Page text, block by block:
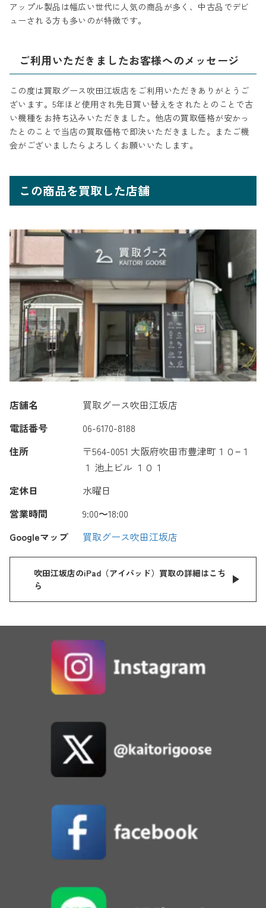
アップル製品は幅広い世代に人気の商品が多く、中古品でデビ
ューされる方も多いのが特徴です。
ご利用いただきましたお客様へのメッセージ
この度は買取グース吹田江坂店をご利用いただきありがとうご
ざいます。5年ほど使用され先日買い替えをされたとのことで古
い機種をお持ち込みいただきました。他店の買取価格が安かっ
たとのことで当店の買取価格で即決いただきました。またご機
会がございましたらよろしくお願いいたします。
この商品を買取した店舗
店舗名
買取グース吹田江坂店
電話番号
06-6170-8188
住所
〒564-0051 大阪府吹田市豊津町１０−１
１ 池上ビル １０１
定休日
水曜日
営業時間
9:00〜18:00
Googleマップ
買取グース吹田江坂店
吹田江坂店のiPad（アイパッド）買取の詳細はこち
ら